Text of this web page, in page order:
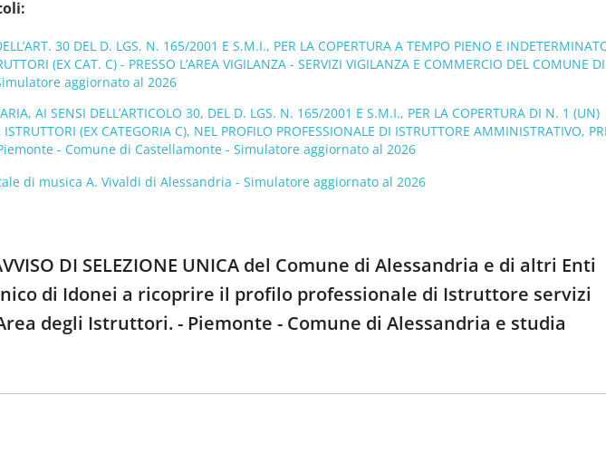
30 DEL D. LGS. N. 165/2001 E S.M.I., PER LA COPERTURA A TEMPO PIENO E
(EX CAT. C) - PRESSO L’AREA VIGILANZA - SERVIZI VIGILANZA E COMMERCIO DEL COMUNE DI
aggiornato al 2026
AI SENSI DELL’ARTICOLO 30, DEL D. LGS. N. 165/2001 E S.M.I., PER LA COPERTURA DI N. 1 (UN)
(EX CATEGORIA C), NEL PROFILO PROFESSIONALE DI ISTRUTTORE AMMINISTRATIVO,
- Piemonte - Comune di Castellamonte - Simulatore aggiornato al 2026
di musica A. Vivaldi di Alessandria - Simulatore aggiornato al 2026
DI SELEZIONE UNICA del Comune di Alessandria e di altri Enti
di Idonei a ricoprire il profilo professionale di Istruttore servizi
degli Istruttori. - Piemonte - Comune di Alessandria e studia